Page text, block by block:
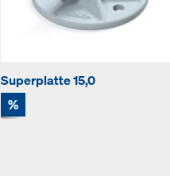
Superplatte 15,0
%